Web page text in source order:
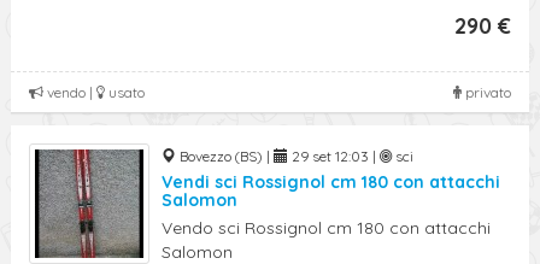
290 €
privato
vendo | usato
Bovezzo (BS) | 29 set 12:03 | sci
Vendi sci Rossignol cm 180 con attacchi
Salomon
Vendo sci Rossignol cm 180 con attacchi
Salomon